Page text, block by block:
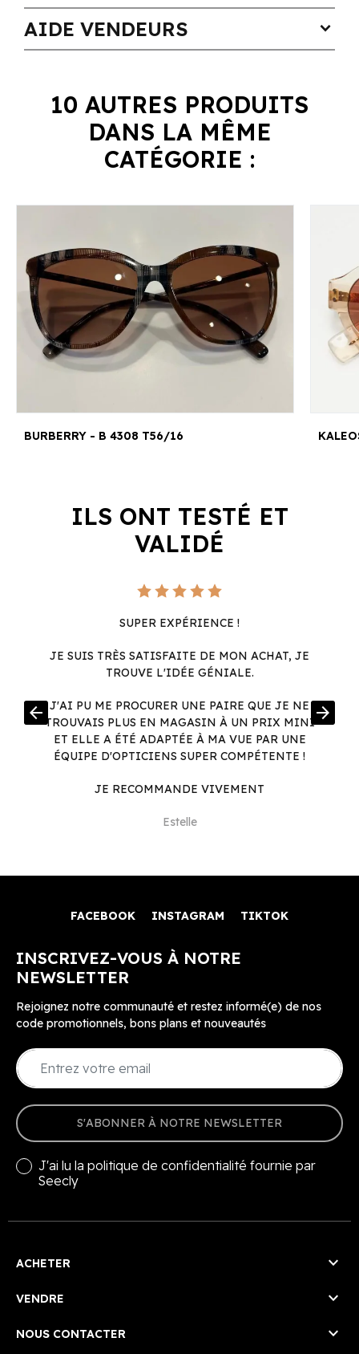
AIDE VENDEURS expand_more
10 AUTRES PRODUITS
DANS LA MÊME
CATÉGORIE :
BURBERRY - B 4308 T56/16
ILS ONT TESTÉ ET
VALIDÉ
SUPER EXPÉRIENCE !
JE SUIS TRÈS SATISFAITE DE MON ACHAT, JE
TROUVE L'IDÉE GÉNIALE.
J'AI PU ME PROCURER UNE PAIRE QUE JE NE
TROUVAIS PLUS EN MAGASIN À UN PRIX MINI
ET ELLE A ÉTÉ ADAPTÉE À MA VUE PAR UNE
ÉQUIPE D'OPTICIENS SUPER COMPÉTENTE !
JE RECOMMANDE VIVEMENT
Estelle
arrow_back arrow_forward
FACEBOOK INSTAGRAM TIKTOK
INSCRIVEZ-VOUS À NOTRE
NEWSLETTER
Rejoignez notre communauté et restez informé(e) de nos
code promotionnels, bons plans et nouveautés
S'ABONNER À NOTRE NEWSLETTER
J'ai lu la politique de confidentialité fournie par
Seecly
ACHETER 
VENDRE 
NOUS CONTACTER 